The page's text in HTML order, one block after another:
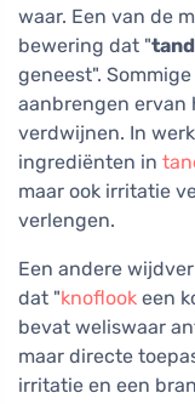
waar. Een van de
bewering dat "
geneest".
aanbrengen ervan
verdwijnen. In
ingrediënten in
maar ook irritatie
verlengen.
Een andere
dat "knoflook een
bevat weliswaar
maar directe
irritatie en een